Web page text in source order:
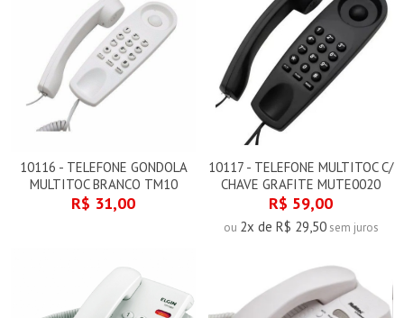
10116 - TELEFONE GONDOLA
MULTITOC BRANCO TM10
R$ 31,00
10117 - TELEFONE MULTITOC C/
CHAVE GRAFITE MUTE0020
R$ 59,00
ou 2x de R$ 29,50sem juros